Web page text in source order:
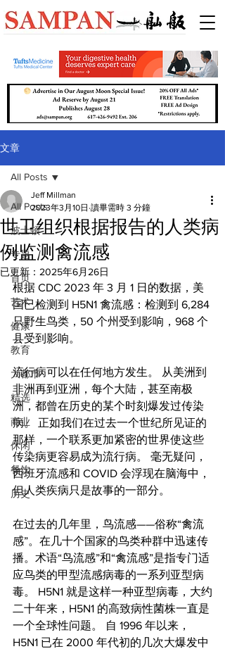
文章
All Posts
波士顿
专题
首页
艺术
健康
教育
大都市
精选
商业
休闲
餐饮
历史
All Posts
世卫组织根据报告的人类病
例监测禽流感
Jeff Millman
2023年3月10日 讀畢需時 3 分鐘
已更新： 2025年6月26日
根据 CDC 2023 年 3 月 1 日的数据，美
国已检测到 H5N1 禽流感：检测到 6,284
只野生鸟类，50 个州受到影响，968 个
县受到影响。
流行病可以在任何地方发生。 从美洲到
非洲再到亚洲，每个大陆，甚至南极
洲，都曾在历史的某个时刻爆发过传染
病。 正如我们在过去一个世纪所见证的
那样，一个联系更加紧密的世界使这些
传染病更容易成为流行病。 毫无疑问，
西班牙流感和 COVID 会浮现在脑海中，
但人类疾病只是故事的一部分。
在过去的几年里，鸟流感——俗称“禽流
感”。在几十个国家的鸟类种群中迅速传
播。术语“鸟流感”和“禽流感”是指专门适
应鸟类的甲型流感病毒的一系列亚型病
毒。 H5N1 就是这样一种亚型病毒，大约
二十年来，H5N1 的高致病性菌株一直是
一个全球性问题。 自 1996 年以来，
H5N1 已在 2000 年代初的几次大爆发中